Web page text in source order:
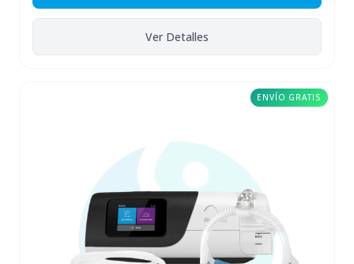
Ver Detalles
ENVÍO GRATIS